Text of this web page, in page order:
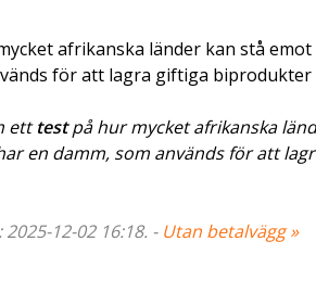
afrikanska länder kan stå emot
för att lagra giftiga
etttestpå hur mycket afrikanska
en damm, som används för att
12-02 16:18. - Utan betalvägg »